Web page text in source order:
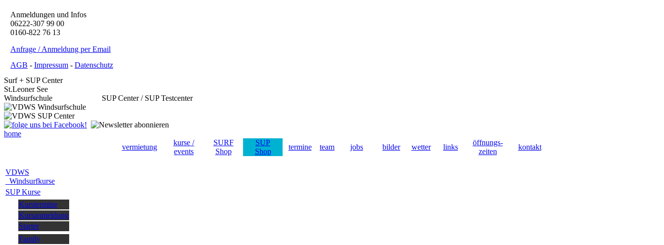
Anmeldungen und Infos
06222-307 99 00
0160-822 76 13
Anfrage / Anmeldung per Email
AGB - Impressum - Datenschutz
Surf + SUP Center
St.Leoner See
Windsurfschule SUP Center / SUP Testcenter
home
vermietung
kurse /
events
SURF
Shop
SUP
Shop
termine team jobs bilder wetter links
öffnungs-
zeiten
kontakt
VDWS
Windsurfkurse
SUP Kurse
Kurstermine
Kursanmeldung
Starter
Family